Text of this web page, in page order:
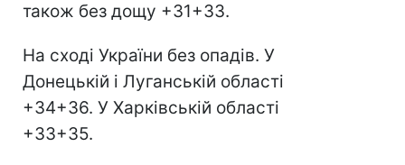
також без дощу +31+33.
На сході України без опадів. У
Донецькій і Луганській області
+34+36. У Харківській області
+33+35.